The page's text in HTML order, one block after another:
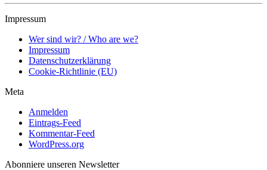
Impressum
Wer sind wir? / Who are we?
Impressum
Datenschutzerklärung
Cookie-Richtlinie (EU)
Meta
Anmelden
Eintrags-Feed
Kommentar-Feed
WordPress.org
Abonniere unseren Newsletter